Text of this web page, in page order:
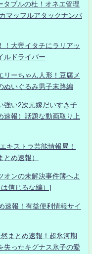
タブルの杜！オネエ管理
マッフルアタックナンバ
！大帝イタチにラリアッ
ルドライバー
ーちゃん人形！豆腐メ
ぬいぐるみ男子末路編
強い2次元嫁だいすき子
速報）話題な動画取り上
キストラ芸能情報局！
とめ速報）
オンの未解決事件簿へよ
信じるな編）]
報！有益便利情報サイ
まとめ速報！超氷河期
失ったキグナス氷子の愛